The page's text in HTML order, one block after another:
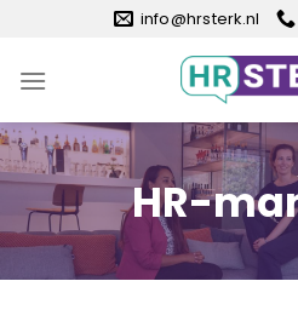
inhoud
info@hrsterk.nl
HR-